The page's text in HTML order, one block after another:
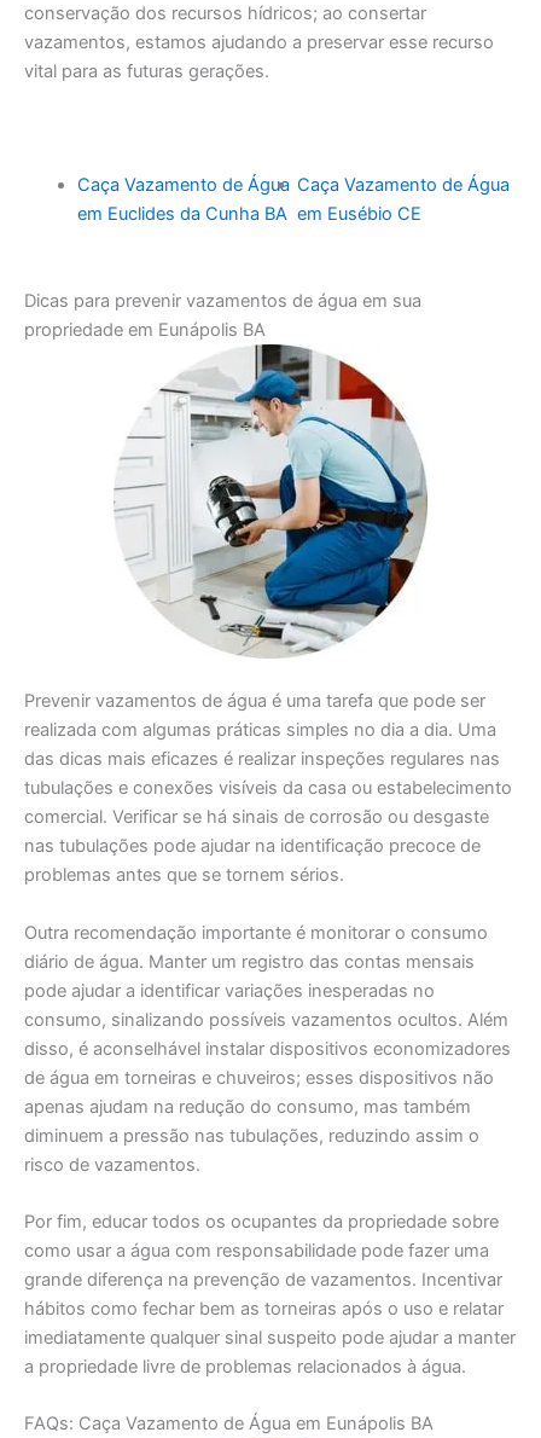
conservação dos recursos hídricos; ao consertar
vazamentos, estamos ajudando a preservar esse recurso
vital para as futuras gerações.
Caça Vazamento de Água
em Euclides da Cunha BA
Caça Vazamento de Água
em Eusébio CE
Dicas para prevenir vazamentos de água em sua
propriedade em Eunápolis BA
Prevenir vazamentos de água é uma tarefa que pode ser
realizada com algumas práticas simples no dia a dia. Uma
das dicas mais eficazes é realizar inspeções regulares nas
tubulações e conexões visíveis da casa ou estabelecimento
comercial. Verificar se há sinais de corrosão ou desgaste
nas tubulações pode ajudar na identificação precoce de
problemas antes que se tornem sérios.
Outra recomendação importante é monitorar o consumo
diário de água. Manter um registro das contas mensais
pode ajudar a identificar variações inesperadas no
consumo, sinalizando possíveis vazamentos ocultos. Além
disso, é aconselhável instalar dispositivos economizadores
de água em torneiras e chuveiros; esses dispositivos não
apenas ajudam na redução do consumo, mas também
diminuem a pressão nas tubulações, reduzindo assim o
risco de vazamentos.
Por fim, educar todos os ocupantes da propriedade sobre
como usar a água com responsabilidade pode fazer uma
grande diferença na prevenção de vazamentos. Incentivar
hábitos como fechar bem as torneiras após o uso e relatar
imediatamente qualquer sinal suspeito pode ajudar a manter
a propriedade livre de problemas relacionados à água.
FAQs: Caça Vazamento de Água em Eunápolis BA